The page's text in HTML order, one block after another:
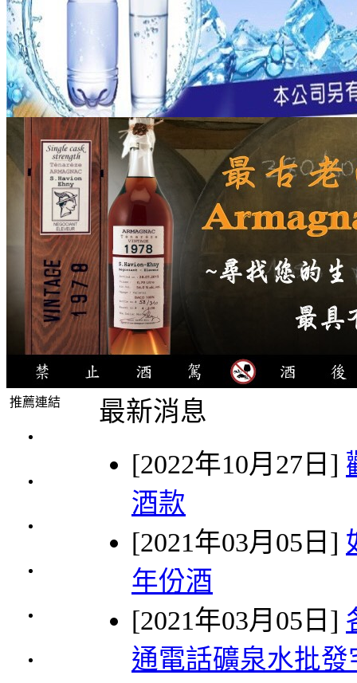
推薦連結
最新消息
[2022年10月27日]
酒款
[2021年03月05日]
年份酒
[2021年03月05日]
通電話礦泉水批